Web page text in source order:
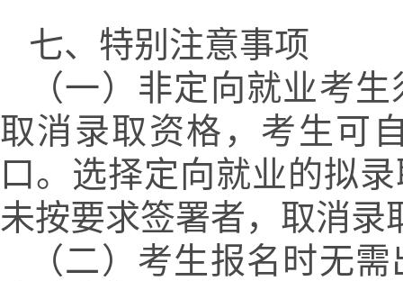
七、特别注意事项
（一）非定向就业考
取消录取资格，考生可
口。选择定向就业的拟
未按要求签署者，取消录
（二）考生报名时无